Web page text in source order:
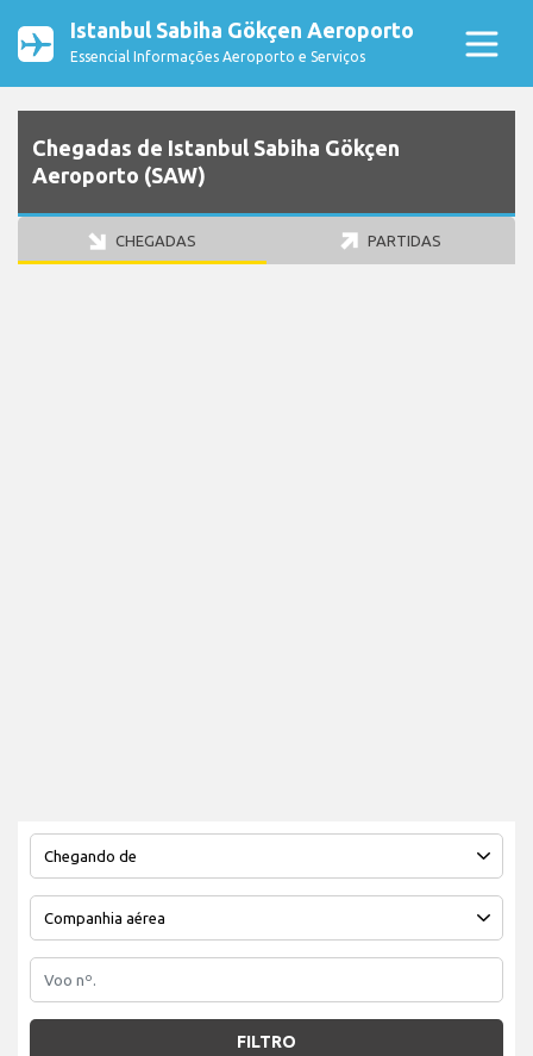
Istanbul Sabiha Gökçen Aeroporto
Essencial Informações Aeroporto e Serviços
Chegadas de Istanbul Sabiha Gökçen
Aeroporto (SAW)
CHEGADAS PARTIDAS
FILTRO